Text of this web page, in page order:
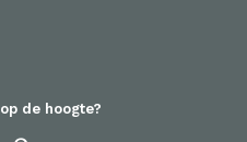
de hoogte?